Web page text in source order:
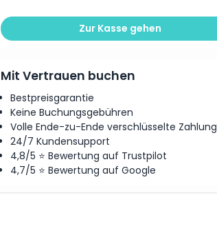
Zur Kasse gehen
Mit Vertrauen buchen
Bestpreisgarantie
Keine Buchungsgebühren
Volle Ende-zu-Ende verschlüsselte Zahlung
24/7 Kundensupport
4,8/5 ⭐ Bewertung auf Trustpilot
4,7/5 ⭐ Bewertung auf Google